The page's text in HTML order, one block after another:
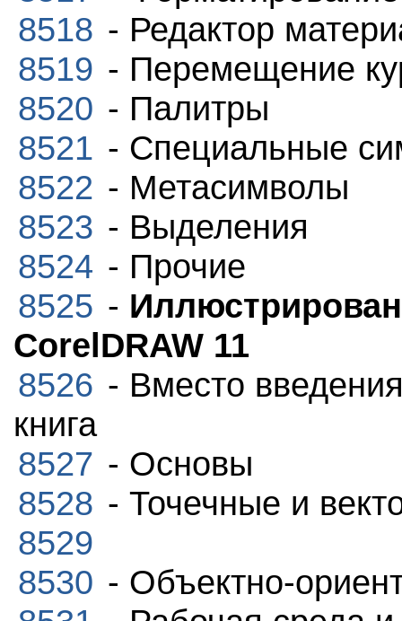
8518 - Редактор
8519 - Перемещение
8520 - Палитры
8521 - Специальные
8522 - Метасимволы
8523 - Выделения
8524 - Прочие
8525 -
CorelDRAW 11
8526 - Вместо
книга
8527 - Основы
8528 - Точечные и
8529
8530 - Объектно-